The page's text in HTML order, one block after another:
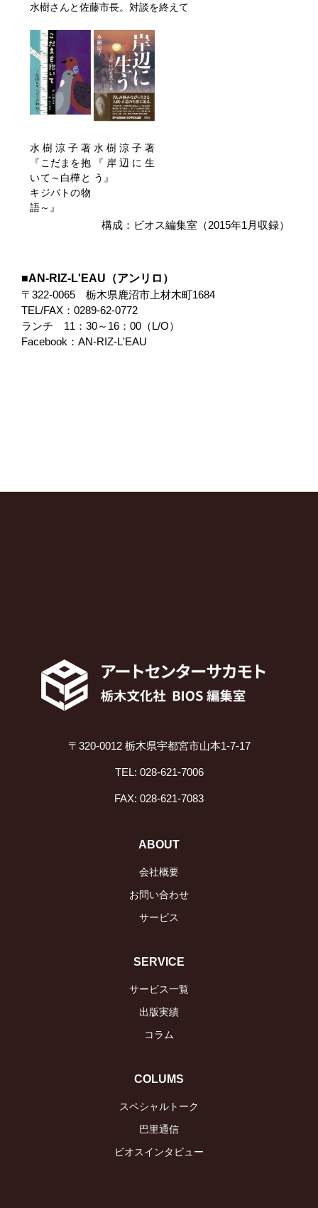
水樹さんと佐藤市長。対談を終えて
水樹涼子著
『こだまを抱
いて～白樺と
キジバトの物
語～』
水樹涼子著
『岸辺に生
う』
構成：ビオス編集室（2015年1月収録）
AN-RIZ-L'EAU（アンリロ）
〒322-0065 栃木県鹿沼市上材木町1684
TEL/FAX：0289-62-0772
ランチ 11：30～16：00（L/O）
Facebook： AN-RIZ-L'EAU
〒320-0012 栃木県宇都宮市山本1-7-17
TEL: 028-621-7006
FAX: 028-621-7083
ABOUT
会社概要
お問い合わせ
サービス
SERVICE
サービス一覧
出版実績
コラム
COLUMS
スペシャルトーク
巴里通信
ビオスインタビュー